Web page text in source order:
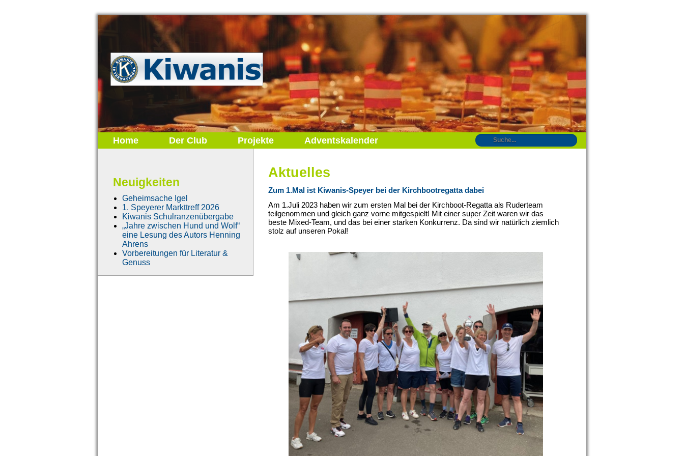
Home Der Club Projekte Adventskalender
Neuigkeiten
Geheimsache Igel
1. Speyerer Markttreff 2026
Kiwanis Schulranzenübergabe
„Jahre zwischen Hund und Wolf“
eine Lesung des Autors Henning
Ahrens
Vorbereitungen für Literatur &
Genuss
Aktuelles
Zum 1.Mal ist Kiwanis-Speyer bei der Kirchbootregatta dabei
Am 1.Juli 2023 haben wir zum ersten Mal bei der Kirchboot-Regatta als Ruderteam
teilgenommen und gleich ganz vorne mitgespielt! Mit einer super Zeit waren wir das
beste Mixed-Team, und das bei einer starken Konkurrenz. Da sind wir natürlich ziemlich
stolz auf unseren Pokal!